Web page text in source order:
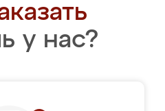
у нас?